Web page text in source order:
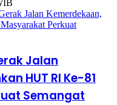
Jalan
HUT RI Ke-81
Semangat